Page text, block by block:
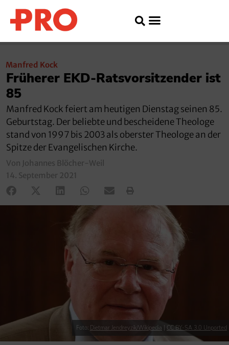
Manfred Kock
Früherer EKD-Ratsvorsitzender ist
85
Manfred Kock feiert am heutigen Dienstag seinen 85.
Geburtstag. Der beliebte und bescheidene Theologe
stand von 1997 bis 2003 als oberster Theologe an der
Spitze der Evangelischen Kirche.
Von Johannes Blöcher-Weil
14. September 2021
Foto: Dietmar Jendreyzik/Wikipedia CC BY-SA 3.0 Unported